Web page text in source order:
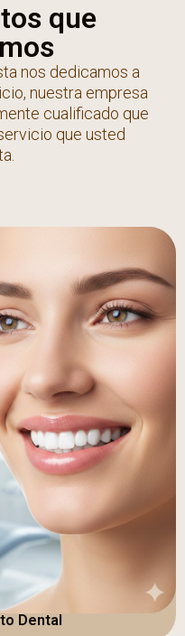
que
nos dedicamos a
nuestra empresa
cualificado que
que usted
Dental